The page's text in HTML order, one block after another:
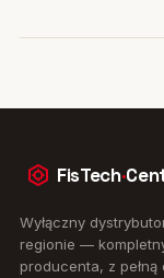
FisTech·
Wyłączny
regionie —
producenta, z